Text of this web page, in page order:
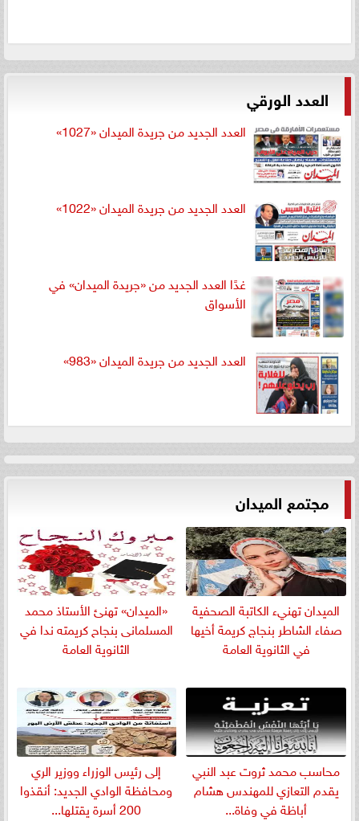
العدد الورقي
العدد الجديد من جريدة الميدان «1027»
العدد الجديد من جريدة الميدان «1022»
غدًا العدد الجديد من «جريدة الميدان» في
الأسواق
العدد الجديد من جريدة الميدان «983»
مجتمع الميدان
الميدان تهنيء الكاتبة الصحفية
صفاء الشاطر بنجاج كريمة أخيها
في الثانوية العامة
«الميدان» تهنئ الأستاذ محمد
المسلمانى بنجاح كريمته ندا في
الثانوية العامة
​محاسب محمد ثروت عبد النبي
يقدم التعازي للمهندس هشام
أباظة في وفاة...
إلى رئيس الوزراء ووزير الري
ومحافظة الوادي الجديد: أنقذوا
200 أسرة يقتلها...